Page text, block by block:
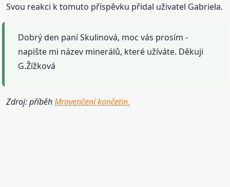
Svou reakci k tomuto příspěvku přidal uživatel Gabriela.
Dobrý den paní Skulinová, moc vás prosím -
napište mi název minerálů, které užíváte. Děkuji
G.Žížková
Zdroj: příběhMravenčení končetin.